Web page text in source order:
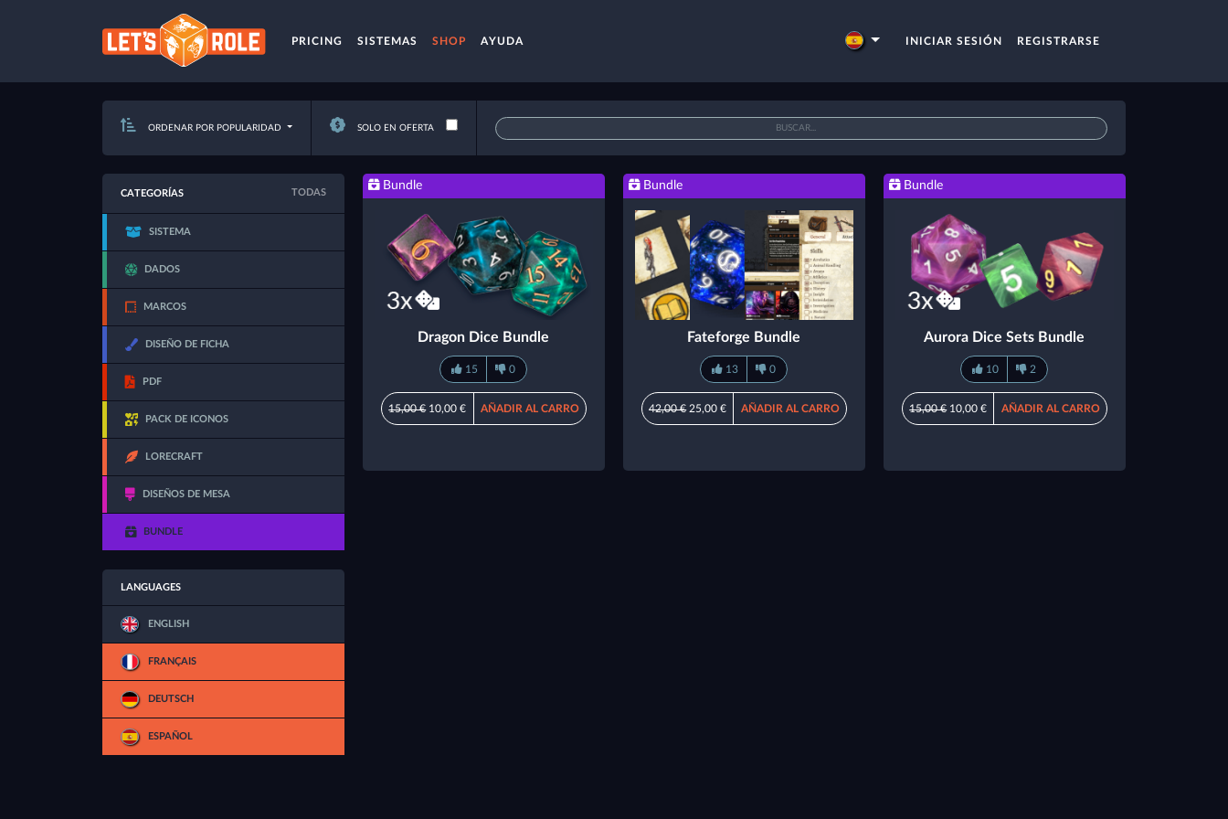
PRICING SISTEMAS SHOP AYUDA INICIAR SESIÓN REGISTRARSE
ORDENAR POR POPULARIDAD SOLO EN OFERTA
CATEGORÍAS TODAS
SISTEMA
DADOS
MARCOS
DISEÑO DE FICHA
PDF
PACK DE ICONOS
LORECRAFT
DISEÑOS DE MESA
BUNDLE
LANGUAGES
ENGLISH
FRANÇAIS
DEUTSCH
ESPAÑOL
Bundle
Dragon Dice Bundle
15 0
15,00 €10,00 € AÑADIR AL CARRO
Bundle
Fateforge Bundle
13 0
42,00 €25,00 € AÑADIR AL CARRO
Bundle
Aurora Dice Sets Bundle
10 2
15,00 €10,00 € AÑADIR AL CARRO